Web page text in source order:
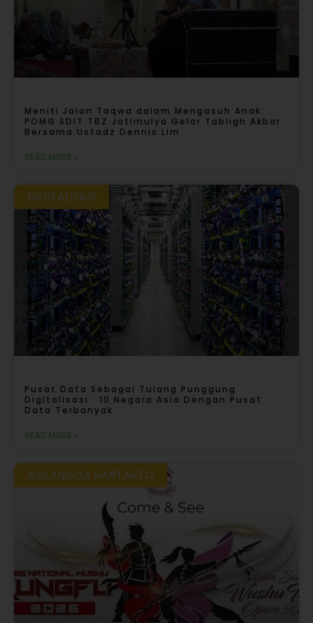
Meniti Jalan Taqwa dalam Mengasuh Anak:
POMG SDIT TBZ Jatimulya Gelar Tabligh Akbar
Bersama Ustadz Dennis Lim
READ MORE »
DIGITALISASI
Pusat Data Sebagai Tulang Punggung
Digitalisasi : 10 Negara Asia Dengan Pusat
Data Terbanyak
READ MORE »
AIRLANGGA HARTARTO